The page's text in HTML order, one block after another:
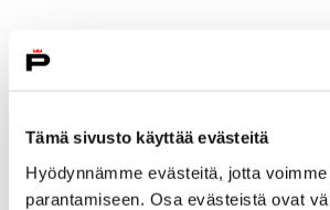
Tämä sivusto käyttää evästeitä
Hyödynnämme evästeitä, jotta
parantamiseen. Osa evästeistä ovat